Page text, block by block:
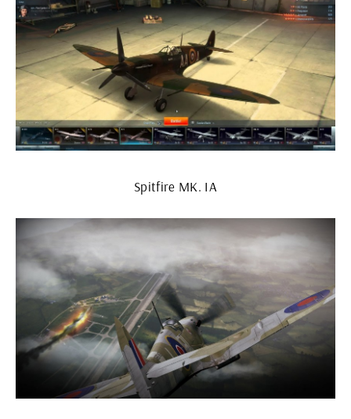
Spitfire MK. IA